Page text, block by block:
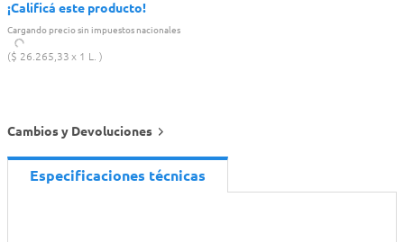
¡Calificá este producto!
Cargando precio sin impuestos nacionales
$ 26.265,33 1 L.
Cambios y Devoluciones
Especificaciones técnicas